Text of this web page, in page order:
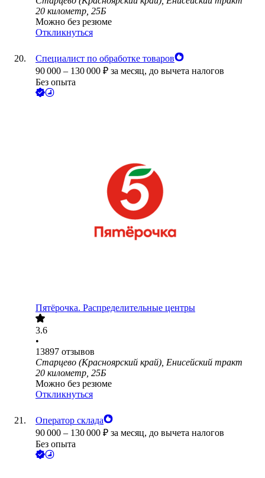
20 километр, 25Б
Можно без резюме
Откликнуться
Специалист по обработке товаров
90 000 – 130 000 ₽ за месяц, до вычета налогов
Без опыта
Пятёрочка. Распределительные центры
3.6
•
13897 отзывов
Старцево (Красноярский край), Енисейский тракт
20 километр, 25Б
Можно без резюме
Откликнуться
Оператор склада
90 000 – 130 000 ₽ за месяц, до вычета налогов
Без опыта